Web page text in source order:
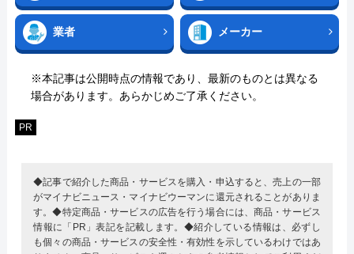
業者 メーカー
※本記事は公開時点の情報であり、最新のものとは異なる
場合があります。あらかじめご了承ください。
PR
◆記事で紹介した商品・サービスを購入・申込すると、売上の一部
がマイナビニュース・マイナビウーマンに還元されることがありま
す。◆特定商品・サービスの広告を行う場合には、商品・サービス
情報に「PR」表記を記載します。◆紹介している情報は、必ずし
も個々の商品・サービスの安全性・有効性を示しているわけではあ